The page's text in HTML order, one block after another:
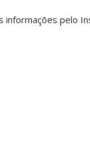
informações pelo